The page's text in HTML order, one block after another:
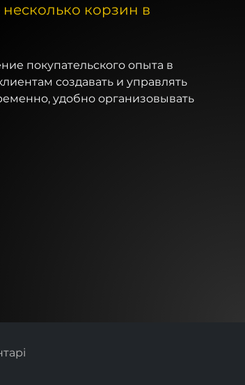
корзин в
покупательского опыта в
создавать и управлять
удобно организовывать